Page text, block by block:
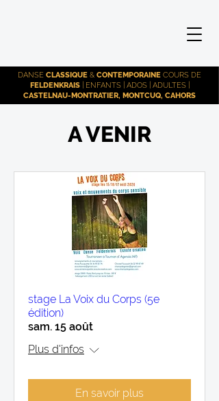
DANSE CLASSIQUE & CONTEMPORAINE COURS DE
FELDENKRAIS| ENFANTS | ADOS | ADULTES |
CASTELNAU-MONTRATIER, MONTCUQ, CAHORS
A VENIR
stage La Voix du Corps (5e
édition)
sam. 15 août
Plus d'infos
En savoir plus